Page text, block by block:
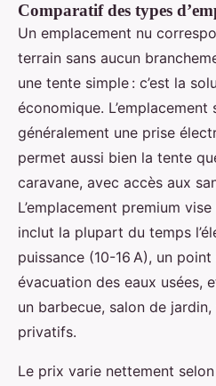
Comparatif des types
Un emplacement nu
terrain sans aucun
une tente simple : c’est la
économique.
généralement une prise
permet aussi bien la tente
caravane, avec accès aux
L’emplacement premium
inclut la plupart du temps
puissance (10-16 A), un
évacuation des eaux usées,
un barbecue, salon de
privatifs.
Le prix varie nettement